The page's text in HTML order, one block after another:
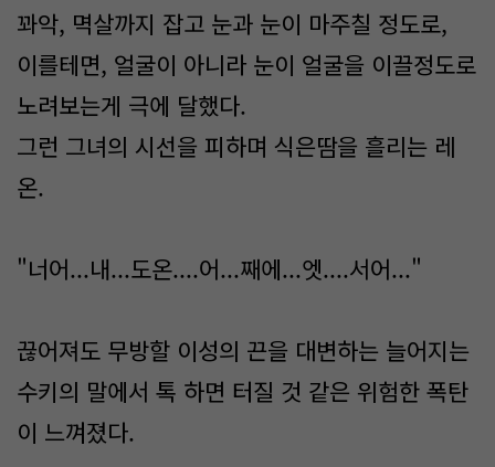
꽈악, 멱살까지 잡고 눈과 눈이 마주칠 정도로,
이를테면, 얼굴이 아니라 눈이 얼굴을 이끌정도로
노려보는게 극에 달했다.
그런 그녀의 시선을 피하며 식은땀을 흘리는 레
온.
"너어...내...도온....어...째에...엣....서어..."
끊어져도 무방할 이성의 끈을 대변하는 늘어지는
수키의 말에서 톡 하면 터질 것 같은 위험한 폭탄
이 느껴졌다.